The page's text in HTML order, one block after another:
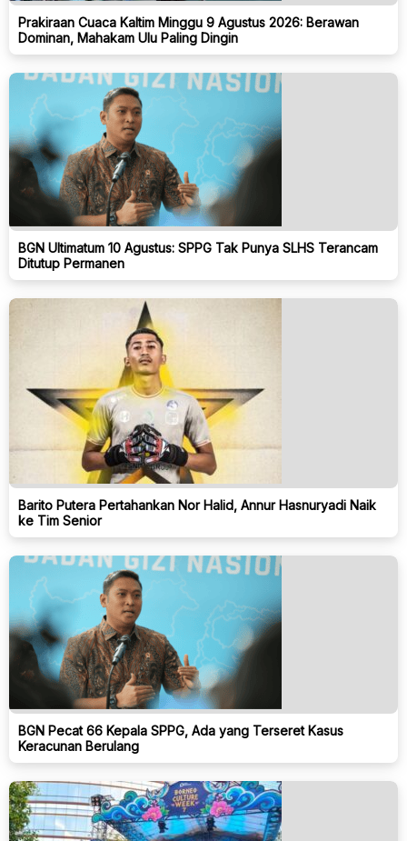
Prakiraan Cuaca Kaltim Minggu 9 Agustus 2026: Berawan
Dominan, Mahakam Ulu Paling Dingin
BGN Ultimatum 10 Agustus: SPPG Tak Punya SLHS Terancam
Ditutup Permanen
Barito Putera Pertahankan Nor Halid, Annur Hasnuryadi Naik
ke Tim Senior
BGN Pecat 66 Kepala SPPG, Ada yang Terseret Kasus
Keracunan Berulang